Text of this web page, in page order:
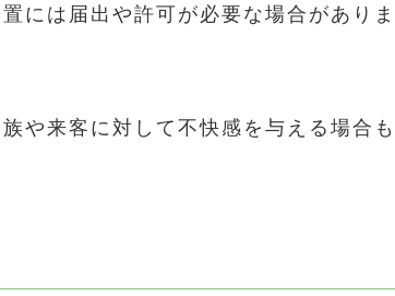
には届出や許可が必要な場合がありま
や来客に対して不快感を与える場合も